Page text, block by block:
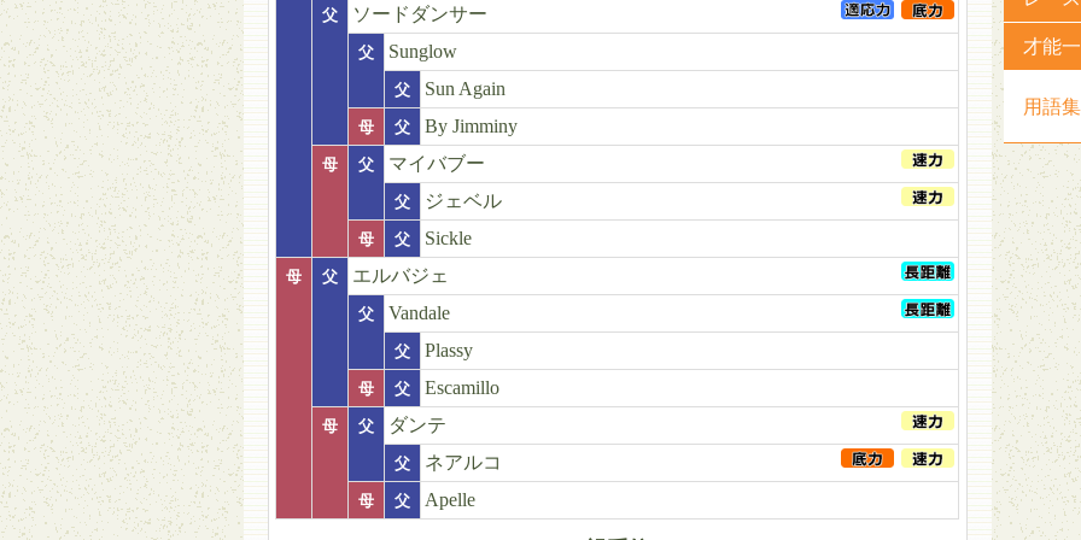
父 ソードダンサー
父 Sunglow
父 Sun Again
母 父 By Jimminy
母 父 マイバブー
父 ジェベル
母 父 Sickle
母 父 エルバジェ
父 Vandale
父 Plassy
母 父 Escamillo
母 父 ダンテ
父 ネアルコ
母 父 Apelle
才能
用語集